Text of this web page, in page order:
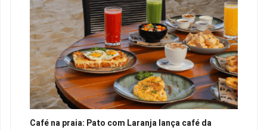
Café na praia: Pato com Laranja lança café da